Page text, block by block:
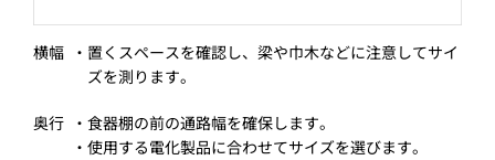
横幅
置くスペースを確認し、梁や巾木などに注意してサイ
ズを測ります。
奥行
食器棚の前の通路幅を確保します。
使用する電化製品に合わせてサイズを選びます。